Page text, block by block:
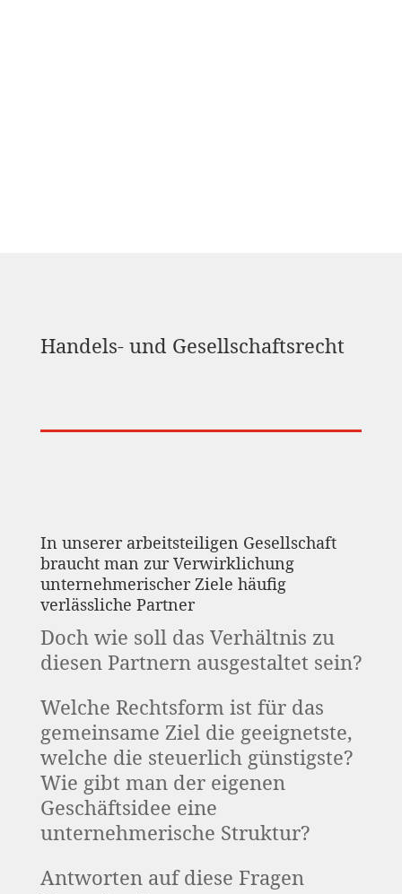
Handels- und Gesellschaftsrecht
In unserer arbeitsteiligen Gesellschaft
braucht man zur Verwirklichung
unternehmerischer Ziele häufig
verlässliche Partner
Doch wie soll das Verhältnis zu
diesen Partnern ausgestaltet sein?
Welche Rechtsform ist für das
gemeinsame Ziel die geeignetste,
welche die steuerlich günstigste?
Wie gibt man der eigenen
Geschäftsidee eine
unternehmerische Struktur?
Antworten auf diese Fragen